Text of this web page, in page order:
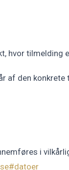
hvor
af den
i